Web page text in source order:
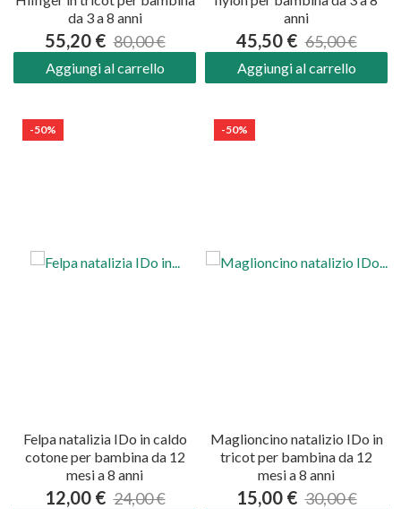
da 3 a 8 anni
55,20 € 80,00 €
Aggiungi al carrello
anni
45,50 € 65,00 €
Aggiungi al carrello
-50%
Felpa natalizia IDo in caldo
cotone per bambina da 12
mesi a 8 anni
12,00 € 24,00 €
-50%
Maglioncino natalizio IDo in
tricot per bambina da 12
mesi a 8 anni
15,00 € 30,00 €